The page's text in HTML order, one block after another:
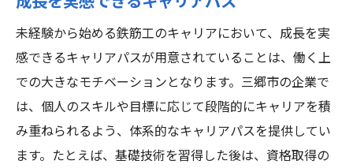
未経験から始める鉄筋工のキャリアにおいて、成長を実
感できるキャリアパスが用意されていることは、働く上
での大きなモチベーションとなります。三郷市の企業で
は、個人のスキルや目標に応じて段階的にキャリアを積
み重ねられるよう、体系的なキャリアパスを提供してい
ます。たとえば、基礎技術を習得した後は、資格取得の